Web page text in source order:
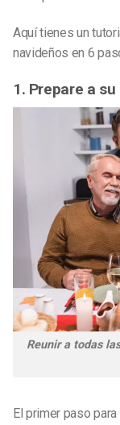
Aquí tienes un
navideños en 6
1. Prepare a
Reunir a todas
El primer paso